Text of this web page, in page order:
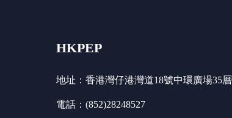
HKPEP
地址：香港灣仔港灣道18號中環廣場35層
電話：(852)28248527